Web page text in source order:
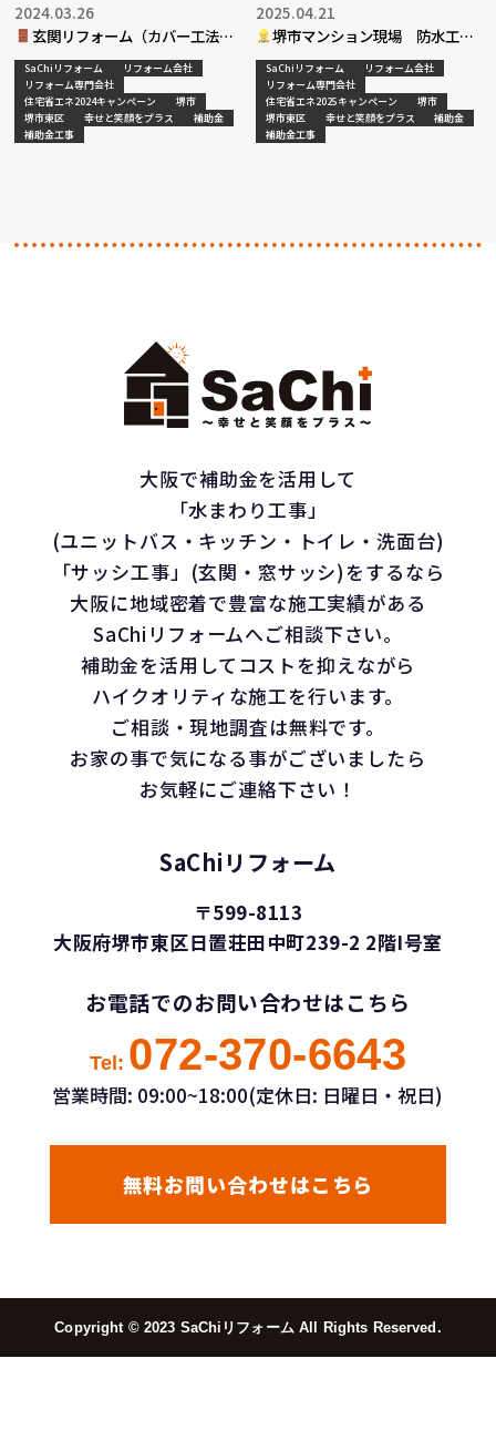
玄関リフォーム（カバー工法）
2024.03.26
SaChiリフォーム
リフォーム会社
リフォーム専門会社
住宅省エネ2024キャンペーン
堺市
堺市東区
幸せと笑顔をプラス
補助金
補助金工事
堺市マンション現場 防水工事
決定
2025.04.21
SaChiリフォーム
リフォーム会社
リフォーム専門会社
住宅省エネ2025キャンペーン
堺市
堺市東区
幸せと笑顔をプラス
補助金
補助金工事
大阪で補助金を活用して
「水まわり工事」
(ユニットバス・キッチン・トイレ・洗面台)
「サッシ工事」(玄関・窓サッシ)をするなら
大阪に地域密着で豊富な施工実績がある
SaChiリフォームへご相談下さい。
補助金を活用してコストを抑えながら
ハイクオリティな施工を行います。
ご相談・現地調査は無料です。
お家の事で気になる事がございましたら
お気軽にご連絡下さい！
SaChiリフォーム
〒599-8113
大阪府堺市東区日置荘田中町239-2 2階I号室
お電話でのお問い合わせはこちら
Tel: 072-370-6643
営業時間: 09:00~18:00(定休日: 日曜日・祝日)
無料お問い合わせはこちら
Copyright ©︎ 2023 SaChiリフォーム All Rights Reserved.